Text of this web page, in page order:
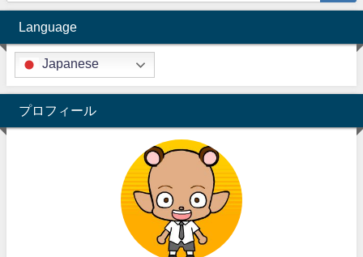
Language
Japanese
プロフィール